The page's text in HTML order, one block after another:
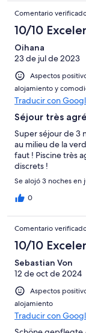
Comentario
10/10
Oihana
23 de jul de 2023
Aspectos
alojamiento y
Traducir con
Séjour très
Super séjour de 3
au milieu de la
faut ! Piscine très
discrets !
Se alojó 3 noches en
0
Comentario
10/10
Sebastian Von
12 de oct de 2024
Aspectos
alojamiento
Traducir con